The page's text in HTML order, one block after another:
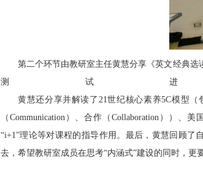
第二个环节由教研室主任黄慧分享《英文经典选
测试
黄慧还分享并解读了21世纪核心素养5C模型（
（Communication）、合作（Collaboration））、
“i+1”理论等对课程的指导作用。最后，黄慧回顾了
去，希望教研室成员在思考“内涵式”建设的同时，更